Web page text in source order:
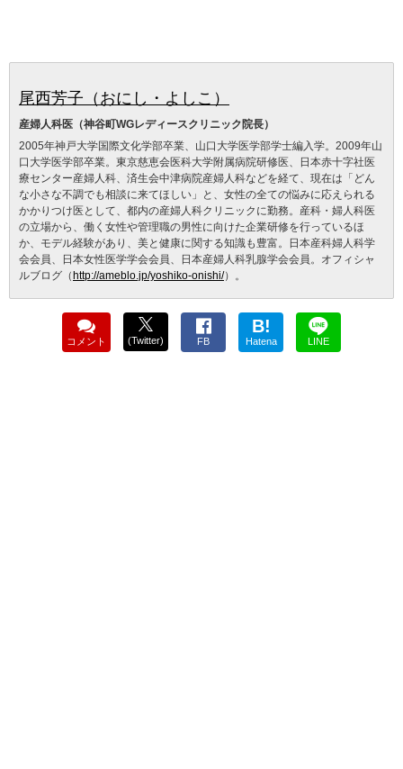
尾西芳子（おにし・よしこ）
産婦人科医（神谷町WGレディースクリニック院長）
2005年神戸大学国際文化学部卒業、山口大学医学部学士編入学。2009年山
口大学医学部卒業。東京慈恵会医科大学附属病院研修医、日本赤十字社医
療センター産婦人科、済生会中津病院産婦人科などを経て、現在は「どん
な小さな不調でも相談に来てほしい」と、女性の全ての悩みに応えられる
かかりつけ医として、都内の産婦人科クリニックに勤務。産科・婦人科医
の立場から、働く女性や管理職の男性に向けた企業研修を行っているほ
か、モデル経験があり、美と健康に関する知識も豊富。日本産科婦人科学
会会員、日本女性医学学会会員、日本産婦人科乳腺学会会員。オフィシャ
ルブログ（ http://ameblo.jp/yoshiko-onishi/）。
コメント (Twitter) FB
B!
Hatena LINE